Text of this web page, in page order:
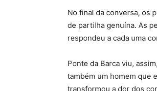
No final da conversa, os
de partilha genuína. As
respondeu a cada uma
Ponte da Barca viu,
também um homem que
transformou a dor dos